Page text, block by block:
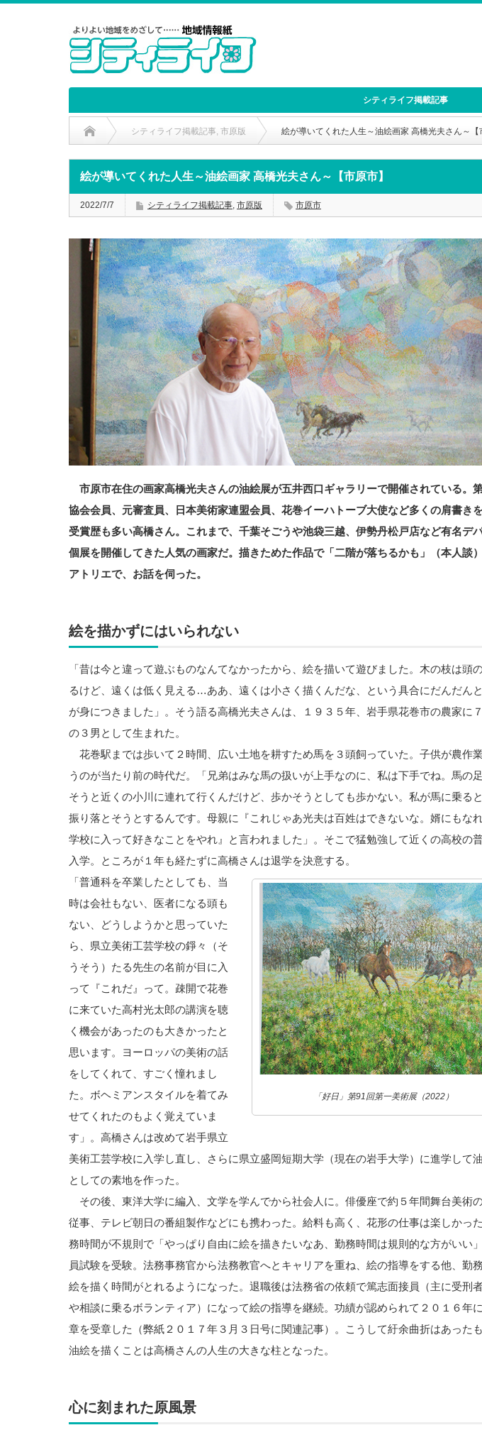
シティライフ掲載記事
シティライフ掲載記事, 市原版 絵が導いてくれた人生～油絵画家 高橋光夫さん～【
絵が導いてくれた人生～油絵画家 高橋光夫さん～【市原市】
2022/7/7 シティライフ掲載記事, 市原版 市原市
市原市在住の画家高橋光夫さんの油絵展が五井西口ギャラリーで開催されている。
協会会員、元審査員、日本美術家連盟会員、花巻イーハトーブ大使など多くの肩書きを
受賞歴も多い高橋さん。これまで、千葉そごうや池袋三越、伊勢丹松戸店など有名デ
個展を開催してきた人気の画家だ。描きためた作品で「二階が落ちるかも」（本人談
アトリエで、お話を伺った。
絵を描かずにはいられない
「昔は今と違って遊ぶものなんてなかったから、絵を描いて遊びました。木の枝は頭
るけど、遠くは低く見える…ああ、遠くは小さく描くんだな、という具合にだんだん
が身につきました」。そう語る高橋光夫さんは、１９３５年、岩手県花巻市の農家に
の３男として生まれた。
花巻駅までは歩いて２時間、広い土地を耕すため馬を３頭飼っていた。子供が農作
うのが当たり前の時代だ。「兄弟はみな馬の扱いが上手なのに、私は下手でね。馬の
そうと近くの小川に連れて行くんだけど、歩かそうとしても歩かない。私が馬に乗る
振り落とそうとするんです。母親に『これじゃあ光夫は百姓はできないな。婿にもなれ
学校に入って好きなことをやれ』と言われました」。そこで猛勉強して近くの高校の
入学。ところが１年も経たずに高橋さんは退学を決意する。
「好日」第91回第一美術展（2022）
「普通科を卒業したとしても、当
時は会社もない、医者になる頭も
ない、どうしようかと思っていた
ら、県立美術工芸学校の錚々（そ
うそう）たる先生の名前が目に入
って『これだ』って。疎開で花巻
に来ていた高村光太郎の講演を聴
く機会があったのも大きかったと
思います。ヨーロッパの美術の話
をしてくれて、すごく憧れまし
た。ボヘミアンスタイルを着てみ
せてくれたのもよく覚えていま
す」。高橋さんは改めて岩手県立
美術工芸学校に入学し直し、さらに県立盛岡短期大学（現在の岩手大学）に進学して
としての素地を作った。
その後、東洋大学に編入、文学を学んでから社会人に。俳優座で約５年間舞台美術
従事、テレビ朝日の番組製作などにも携わった。給料も高く、花形の仕事は楽しかっ
務時間が不規則で「やっぱり自由に絵を描きたいなあ、勤務時間は規則的な方がいい
員試験を受験。法務事務官から法務教官へとキャリアを重ね、絵の指導をする他、勤
絵を描く時間がとれるようになった。退職後は法務省の依頼で篤志面接員（主に受刑
や相談に乗るボランティア）になって絵の指導を継続。功績が認められて２０１６年
章を受章した（弊紙２０１７年３月３日号に関連記事）。こうして紆余曲折はあったも
油絵を描くことは高橋さんの人生の大きな柱となった。
心に刻まれた原風景